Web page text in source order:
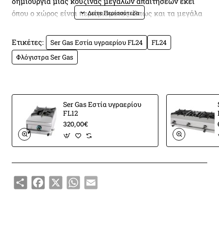
όπου ο χώρος είναι περιορισμένος. Όπως και τα μεγάλα
ανοξείδωτο χάλυβα και επισμαλτωμένες σχάρες αλλά
είναι διαθέσιμα και με χρωμιωμένη σχάρα.
της φλόγας με θερμοκόπια ώστε να γίνεται αυτόματα η
διακοπή της παροχής αερίου σε περίπτωση που θα
σβήσει ο καυστήρας.
και οικονομία γιατί κατασκευάζονται σύμφωνα με τις
διεθνείς προδιαγραφές. Τα υλικά τους είναι προϊόντα
των πιο γνωστών εργοστασίων της Ευρώπης.
Ετικέτες: Ser Gas Εστία υγραερίου FL24
FL24
Φλόγιστρα Ser Gas
Ser Gas Εστία υγραερίου
FL12
320,00€
ShareFacebook
X WhatsApp
Email